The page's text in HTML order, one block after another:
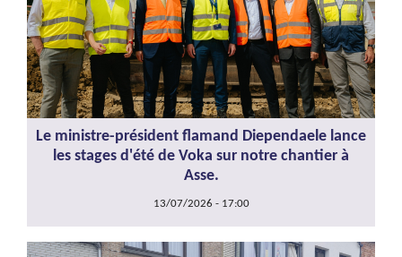
Le ministre-président flamand Diependaele lance
les stages d'été de Voka sur notre chantier à
Asse.
13/07/2026 - 17:00